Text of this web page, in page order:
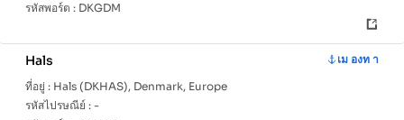
รหัสพอร์ต : DKGDM
Hals
เม องท า
ที่อยู่ : Hals (DKHAS), Denmark, Europe
รหัสไปรษณีย์ : -